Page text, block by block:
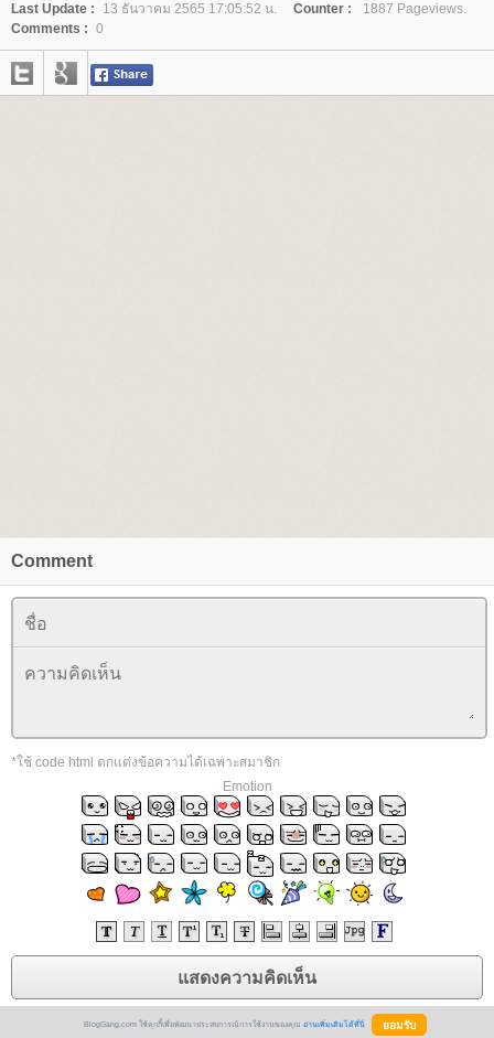
Last Update :
13 ธันวาคม 2565 17:05:52 น. Counter :
1887 Pageviews.
Comments : 0
Comment
*ใช้ code html ตกแต่งข้อความได้เฉพาะสมาชิก
Emotion
BlogGang.com ใช้คุกกี้เพื่อพัฒนาประสบการณ์การใช้งานของคุณ อ่านเพิ่มเติมได้ที่นี่